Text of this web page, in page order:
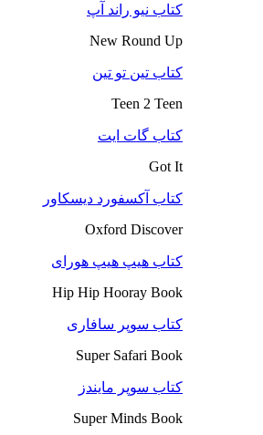
کتاب نیو راند آپ
New Round Up
کتاب تین تو تین
Teen 2 Teen
کتاب گات ایت
Got It
کتاب آکسفورد دیسکاور
Oxford Discover
کتاب هیپ هیپ هورای
Hip Hip Hooray Book
کتاب سوپر سافاری
Super Safari Book
کتاب سوپر مایندز
Super Minds Book